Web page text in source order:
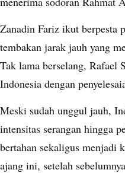
Zanadin Fariz ikut berpesta
tembakan jarak jauh yang
Tak lama berselang, Rafael
Indonesia dengan
Meski sudah unggul jauh,
intensitas serangan hingga
bertahan sekaligus menjadi
ajang ini, setelah